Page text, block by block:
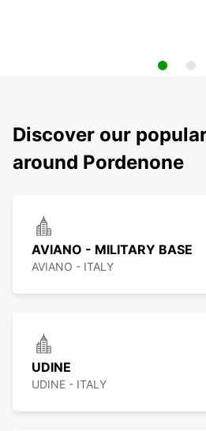
Discover our
around Pordenone
AVIANO - MILITARY BASE
AVIANO - ITALY
UDINE
UDINE - ITALY